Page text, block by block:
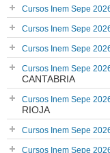
Cursos Inem Sepe
Cursos Inem Sepe
Cursos Inem Sepe
Cursos Inem Sepe
CANTABRIA
Cursos Inem Sepe
RIOJA
Cursos Inem Sepe
Cursos Inem Sepe